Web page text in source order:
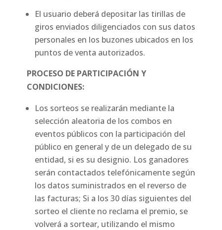
El usuario deberá depositar las tirillas de
giros enviados diligenciados con sus datos
personales en los buzones ubicados en los
puntos de venta autorizados.
PROCESO DE PARTICIPACIÓN Y
CONDICIONES:
Los sorteos se realizarán mediante la
selección aleatoria de los combos en
eventos públicos con la participación del
público en general y de un delegado de su
entidad, si es su designio. Los ganadores
serán contactados telefónicamente según
los datos suministrados en el reverso de
las facturas; Si a los 30 días siguientes del
sorteo el cliente no reclama el premio, se
volverá a sortear, utilizando el mismo